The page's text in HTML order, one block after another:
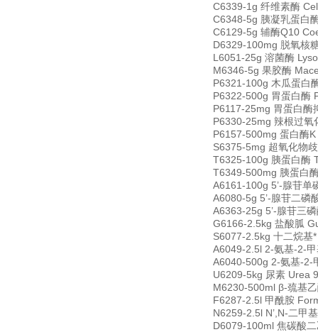
C6339-1g 纤维素酶
C6348-5g 胰凝乳蛋白
C6129-5g 辅酶Q10
D6329-100mg 脱氧核
L6051-25g 溶菌酶
M6346-5g 果胶酶
P6321-100g 木瓜蛋白
P6322-500g 胃蛋白酶
P6117-25mg 胃蛋白
P6330-25mg 辣根过
P6157-500mg 蛋白酶
S6375-5mg 超氧化物
T6325-100g 胰蛋白酶
T6349-500mg 胰蛋白
A6161-100g 5’-腺苷
A6080-5g 5’-腺苷二磷
A6363-25g 5’-腺苷三
G6166-2.5kg 盐酸胍
S6077-2.5kg 十二烷基
A6049-2.5l 2-氨基-2-
A6040-500g 2-氨基-2-
U6209-5kg 尿素 Urea
M6230-500ml β-巯基
F6287-2.5l 甲酰胺
N6259-2.5l N’,N-二甲
D6079-100ml 焦碳酸